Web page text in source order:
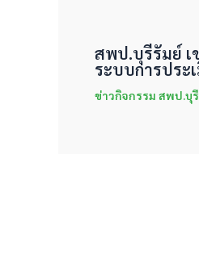
สพป.บุรีรัมย์ เ
ระบบการประ
ข่าวกิจกรรม สพป.บุ